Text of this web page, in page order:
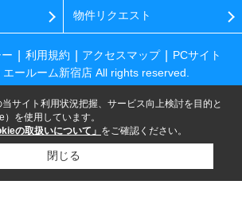
物件リクエスト
利用規約 アクセスマップ
PCサイト
ールーム新宿店 All rights reserved.
サイト利用状況把握、サービス向上検討を目的と
を使用しています。
の取扱いについて」 をご確認ください。
閉じる